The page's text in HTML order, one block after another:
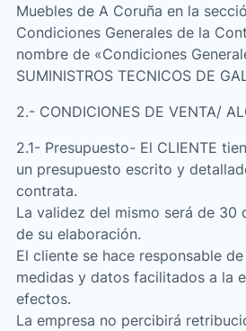
Muebles de A Coruña en la
Condiciones Generales de la
nombre de «Condiciones
SUMINISTROS TECNICOS DE
2.- CONDICIONES DE VENTA/
2.1- Presupuesto- El CLIENTE
un presupuesto escrito y
contrata.
La validez del mismo será de 30
de su elaboración.
El cliente se hace responsable
medidas y datos facilitados a la
efectos.
La empresa no percibirá